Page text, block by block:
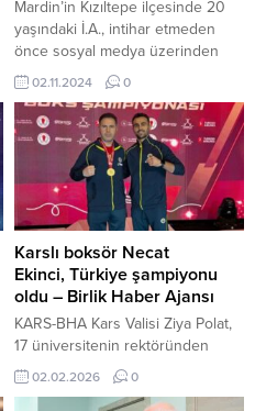
Mardin’in Kızıltepe ilçesinde 20
yaşındaki İ.A., intihar etmeden
önce sosyal medya üzerinden
helallik isteyerek dikkatleri
üzerine çekti…! Ailesi tarafından
kanlar içerisinde bulunan gencin,
hastaneye kaldırılmasına rağmen
kurtarılamadığı bilgisi aktarıldı.
Olayla ilgili polis inceleme başlattı.
Mardin’de bir genç, sosyal medya
hesabından helallik isteyip intihar
etmesi yürekleri yaktı. Alınan
bilgiye göre olay,...
02.11.2024 0
Karslı boksör Necat
Ekinci, Türkiye şampiyonu
oldu – Birlik Haber Ajansı
KARS-BHA Kars Valisi Ziya Polat,
17 üniversitenin rektöründen
oluşan heyeti kabul etti İçeriği
Görüntüle Azmi, disiplini ve güçlü
02.02.2026 0